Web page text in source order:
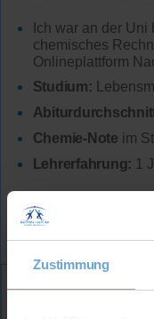
Zustimmung
Ich war an der
chemisches
Onlineplattform
Studium:
Chemie-Note im
Lehrerfahrung: 1